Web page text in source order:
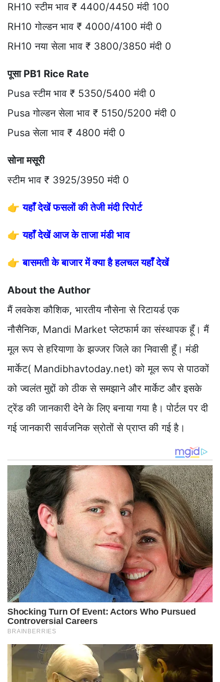
RH10 स्टीम भाव ₹ 4400/4450 मंदी 100
RH10 गोल्डन भाव ₹ 4000/4100 मंदी 0
RH10 नया सेला भाव ₹ 3800/3850 मंदी 0
पूसा PB1 Rice Rate
Pusa स्टीम भाव ₹ 5350/5400 मंदी 0
Pusa गोल्डन सेला भाव ₹ 5150/5200 मंदी 0
Pusa सेला भाव ₹ 4800 मंदी 0
सोना मसूरी
स्टीम भाव ₹ 3925/3950 मंदी 0
👉यहाँ देखें फसलों की तेजी मंदी रिपोर्ट
👉यहाँ देखें आज के ताजा मंडी भाव
👉बासमती के बाजार में क्या है हलचल यहाँ देखें
About the Author
मैं लवकेश कौशिक, भारतीय नौसेना से रिटायर्ड एक
नौसैनिक, Mandi Market प्लेटफार्म का संस्थापक हूँ। मैं
मूल रूप से हरियाणा के झज्जर जिले का निवासी हूँ। मंडी
मार्केट( Mandibhavtoday.net) को मूल रूप से पाठकों
को ज्वलंत मुद्दों को ठीक से समझाने और मार्केट और इसके
ट्रेंड की जानकारी देने के लिए बनाया गया है। पोर्टल पर दी
गई जानकारी सार्वजनिक स्रोतों से प्राप्त की गई है।